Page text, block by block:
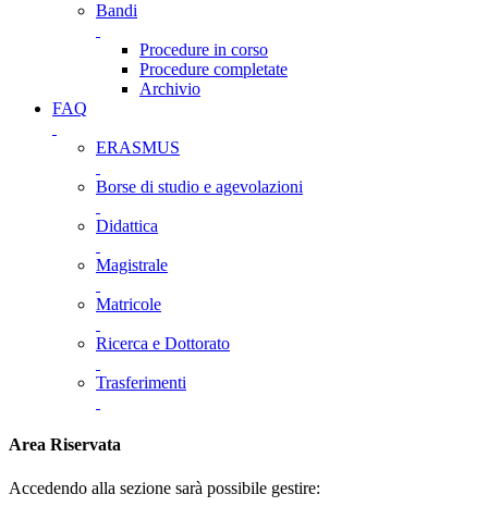
Bandi
Procedure in corso
Procedure completate
Archivio
FAQ
ERASMUS
Borse di studio e agevolazioni
Didattica
Magistrale
Matricole
Ricerca e Dottorato
Trasferimenti
Area Riservata
Accedendo alla sezione sarà possibile gestire: